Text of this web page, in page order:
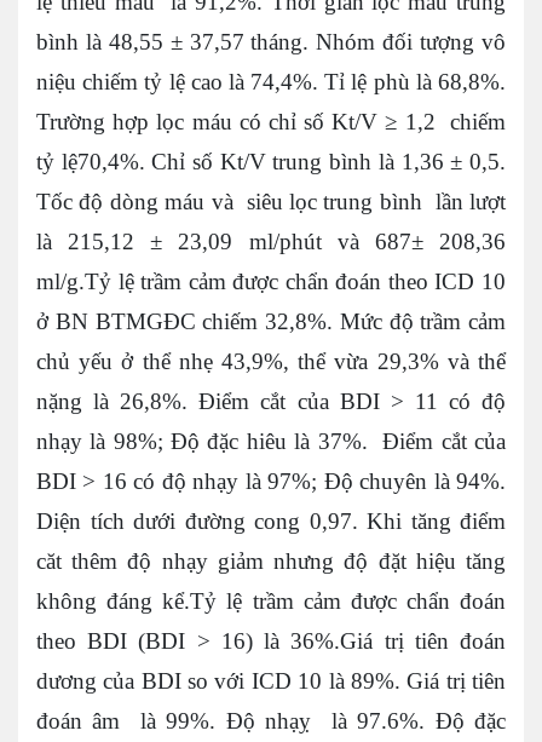
bình là 48,55 ± 37,57 tháng. Nhóm đối tượng vô
niệu chiếm tỷ lệ cao là 74,4%. Tỉ lệ phù là 68,8%.
Trường hợp lọc máu có chỉ số Kt/V ≥ 1,2 chiếm
tỷ lệ70,4%. Chỉ số Kt/V trung bình là 1,36 ± 0,5.
Tốc độ dòng máu và siêu lọc trung bình lần lượt
là 215,12 ± 23,09 ml/phút và 687± 208,36
ml/g.Tỷ lệ trầm cảm được chẩn đoán theo ICD 10
ở BN BTMGĐC chiếm 32,8%. Mức độ trầm cảm
chủ yếu ở thể nhẹ 43,9%, thể vừa 29,3% và thể
nặng là 26,8%. Điểm cắt của BDI > 11 có độ
nhạy là 98%; Độ đặc hiêu là 37%. Điểm cắt của
BDI > 16 có độ nhạy là 97%; Độ chuyên là 94%.
Diện tích dưới đường cong 0,97. Khi tăng điểm
căt thêm độ nhạy giảm nhưng độ đặt hiệu tăng
không đáng kể.Tỷ lệ trầm cảm được chẩn đoán
theo BDI (BDI > 16) là 36%.Giá trị tiên đoán
dương của BDI so với ICD 10 là 89%. Giá trị tiên
đoán âm là 99%. Độ nhạỵ là 97.6%. Độ đặc